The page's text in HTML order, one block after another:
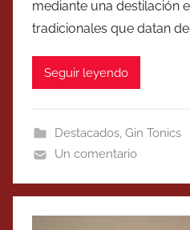
mediante una destilación
tradicionales que datan
Seguir leyendo
Destacados, Gin Tonics
Un comentario